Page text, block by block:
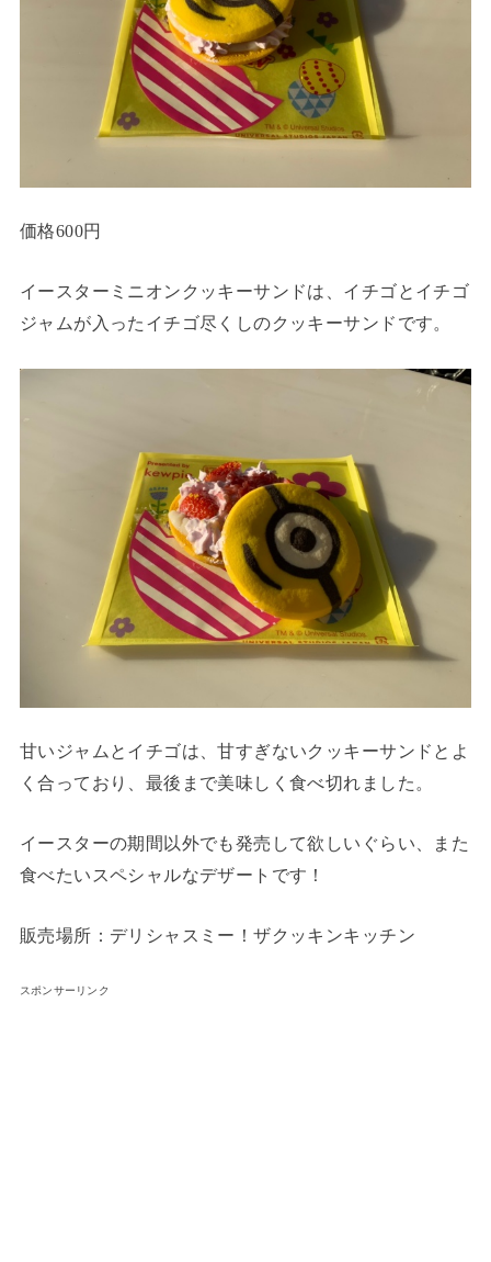
価格600円
イースターミニオンクッキーサンドは、イチゴとイチゴ
ジャムが入ったイチゴ尽くしのクッキーサンドです。
甘いジャムとイチゴは、甘すぎないクッキーサンドとよ
く合っており、最後まで美味しく食べ切れました。
イースターの期間以外でも発売して欲しいぐらい、また
食べたいスペシャルなデザートです！
販売場所：デリシャスミー！ザクッキンキッチン
スポンサーリンク